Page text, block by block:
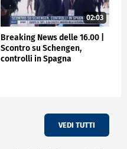
02:03
Breaking News delle 16.00 |
Scontro su Schengen,
controlli in Spagna
VEDI TUTTI